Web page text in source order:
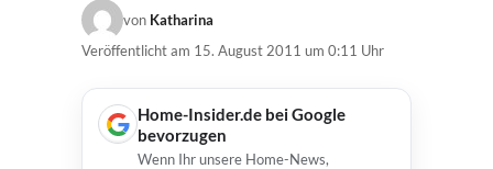
von Katharina
Veröffentlicht am 15. August 2011 um 0:11 Uhr
Home-Insider.de bei Google
bevorzugen
Wenn Ihr unsere Home-News,